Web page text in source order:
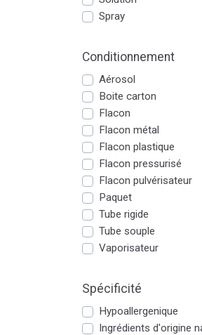
Spray
Conditionnement
Aérosol
Boite carton
Flacon
Flacon métal
Flacon plastique
Flacon pressurisé
Flacon pulvérisateur
Paquet
Tube rigide
Tube souple
Vaporisateur
Spécificité
Hypoallergenique
Ingrédients d'origine